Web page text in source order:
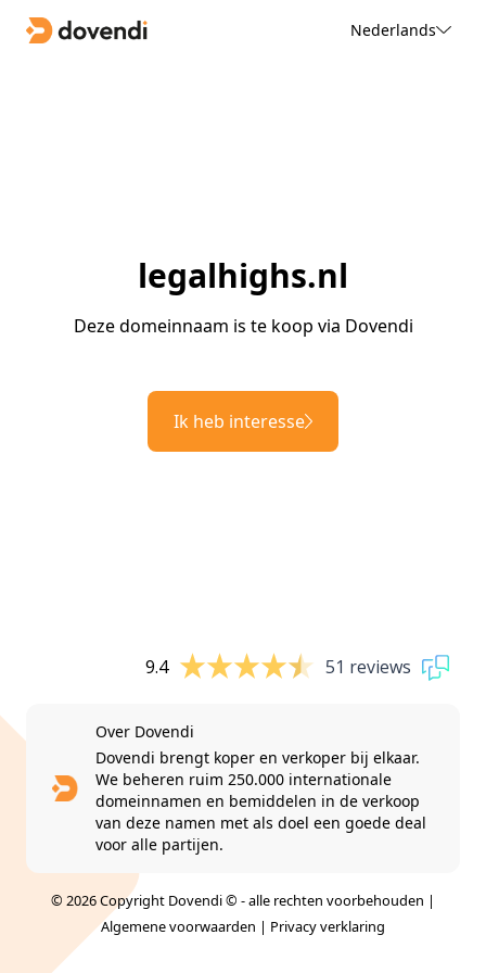
Nederlands
legalhighs.nl
Deze domeinnaam is te koop via Dovendi
Ik heb interesse
9.4 51 reviews
Over Dovendi
Dovendi brengt koper en verkoper bij elkaar.
We beheren ruim 250.000 internationale
domeinnamen en bemiddelen in de verkoop
van deze namen met als doel een goede deal
voor alle partijen.
© 2026 Copyright Dovendi © - alle rechten voorbehouden |
Algemene voorwaarden | Privacy verklaring